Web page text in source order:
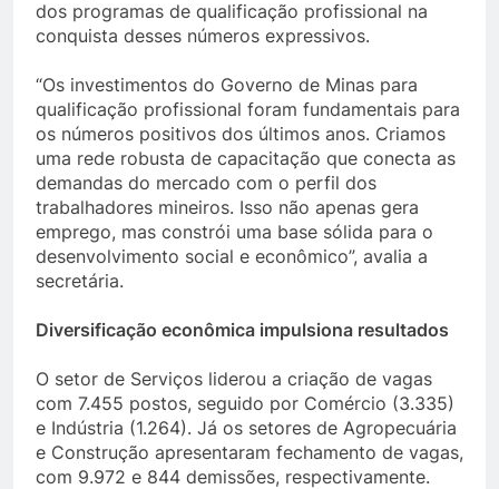
dos programas de qualificação profissional na
conquista desses números expressivos.
“Os investimentos do Governo de Minas para
qualificação profissional foram fundamentais para
os números positivos dos últimos anos. Criamos
uma rede robusta de capacitação que conecta as
demandas do mercado com o perfil dos
trabalhadores mineiros. Isso não apenas gera
emprego, mas constrói uma base sólida para o
desenvolvimento social e econômico”, avalia a
secretária.
Diversificação econômica impulsiona resultados
O setor de Serviços liderou a criação de vagas
com 7.455 postos, seguido por Comércio (3.335)
e Indústria (1.264). Já os setores de Agropecuária
e Construção apresentaram fechamento de vagas,
com 9.972 e 844 demissões, respectivamente.